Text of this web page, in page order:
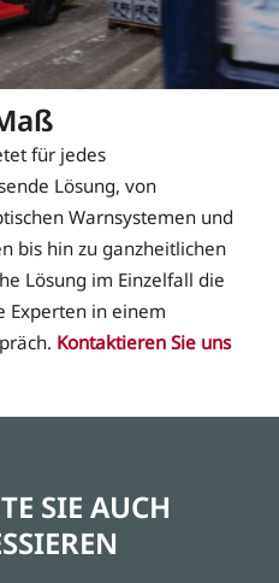
für jedes
Lösung, von
Warnsystemen und
bis hin zu ganzheitlichen
Lösung im Einzelfall die
Experten in einem
Kontaktieren Sie uns
SIE AUCH